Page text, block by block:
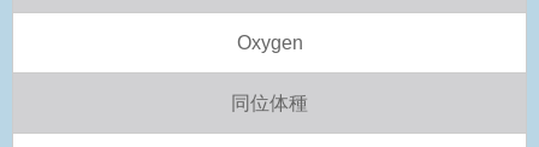
Oxygen
同位体種